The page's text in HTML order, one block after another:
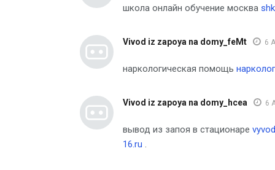
школа онлайн обучение москва
Vivod iz zapoya na domy_feMt 6
наркологическая помощь
Vivod iz zapoya na domy_hcea 6
вывод из запоя в стационаре
16.ru .